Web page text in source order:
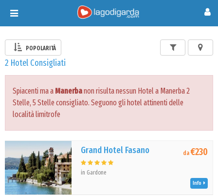
Toggle
navigation
POPOLARITÀ
2 Hotel Consigliati
Spiacenti ma a Manerbanon risulta nessun Hotel a Manerba 2
Stelle, 5 Stelle consigliato. Seguono gli hotel attinenti delle
località limitrofe
Grand Hotel Fasano
in Gardone
da€230
Info